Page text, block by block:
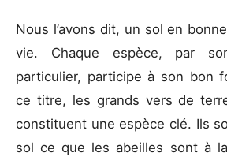
Nous l’avons dit, un sol en
vie. Chaque espèce, par
particulier, participe à son bon
ce titre, les grands vers de
constituent une espèce clé. Ils
sol ce que les abeilles sont à